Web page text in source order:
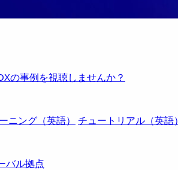
の事例を視聴しませんか？
ニング（英語） チュートリアル（英語）
バル拠点